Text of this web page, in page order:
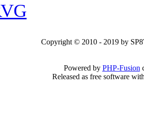
Copyright © 2010 - 2019 by
Powered by PHP-Fusion
Released as free software